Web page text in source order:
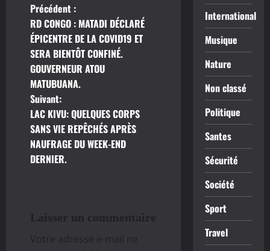
N
a
v
i
g
a
t
o
n
Précédent :
RD CONGO : MATADI DÉCLARÉ
ÉPICENTRE DE LA COVID19 ET
SERA BIENTÔT CONFINÉ.
GOUVERNEUR ATOU
MATUBUANA.
Suivant:
LAC KIVU: QUELQUES CORPS
SANS VIE REPÊCHÉS APRÈS
NAUFRAGE DU WEEK-END
DERNIER.
Laisser un commentaire
Votre adresse e-mail ne
International
Musique
Nature
Non classé
Politique
Santes
Sécurité
Société
Sport
Travel